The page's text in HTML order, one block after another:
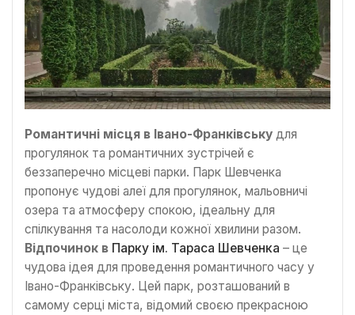
Романтичні місця в Івано-Франківську для
прогулянок та романтичних зустрічей є
беззаперечно місцеві парки. Парк Шевченка
пропонує чудові алеї для прогулянок, мальовничі
озера та атмосферу спокою, ідеальну для
спілкування та насолоди кожної хвилини разом.
Відпочинок в Парку ім. Тараса Шевченка – це
чудова ідея для проведення романтичного часу у
Івано-Франківську. Цей парк, розташований в
самому серці міста, відомий своєю прекрасною